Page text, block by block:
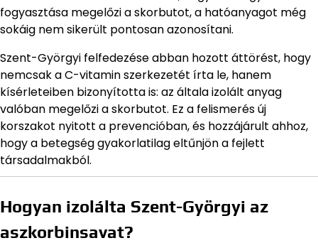
fogyasztása megelőzi a skorbutot, a hatóanyagot még
sokáig nem sikerült pontosan azonosítani.
Szent-Györgyi felfedezése abban hozott áttörést, hogy
nemcsak a C-vitamin szerkezetét írta le, hanem
kísérleteiben bizonyította is: az általa izolált anyag
valóban megelőzi a skorbutot. Ez a felismerés új
korszakot nyitott a prevencióban, és hozzájárult ahhoz,
hogy a betegség gyakorlatilag eltűnjön a fejlett
társadalmakból.
Hogyan izolálta Szent-Györgyi az
aszkorbinsavat?